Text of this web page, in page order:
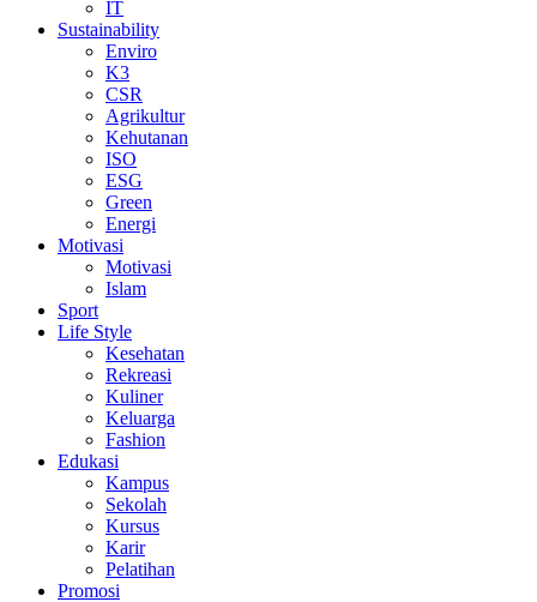
IT
Sustainability
Enviro
K3
CSR
Agrikultur
Kehutanan
ISO
ESG
Green
Energi
Motivasi
Motivasi
Islam
Sport
Life Style
Kesehatan
Rekreasi
Kuliner
Keluarga
Fashion
Edukasi
Kampus
Sekolah
Kursus
Karir
Pelatihan
Promosi